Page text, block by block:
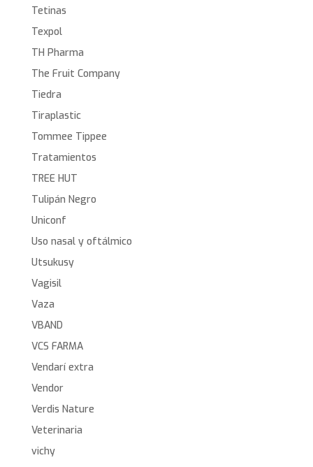
Tetinas
Texpol
TH Pharma
The Fruit Company
Tiedra
Tiraplastic
Tommee Tippee
Tratamientos
TREE HUT
Tulipán Negro
Uniconf
Uso nasal y oftálmico
Utsukusy
Vagisil
Vaza
VBAND
VCS FARMA
Vendarí extra
Vendor
Verdis Nature
Veterinaria
vichy